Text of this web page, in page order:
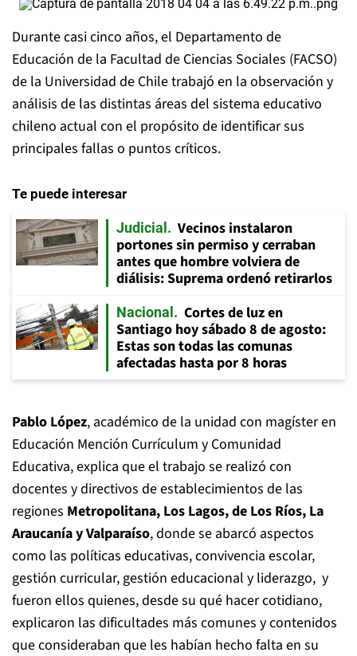
Durante casi cinco años, el Departamento de
Educación de la Facultad de Ciencias Sociales (FACSO)
de la Universidad de Chile trabajó en la observación y
análisis de las distintas áreas del sistema educativo
chileno actual con el propósito de identificar sus
principales fallas o puntos críticos.
Te puede interesar
Judicial
Vecinos instalaron
portones sin permiso y cerraban
antes que hombre volviera de
diálisis: Suprema ordenó retirarlos
Nacional
Cortes de luz en
Santiago hoy sábado 8 de agosto:
Estas son todas las comunas
afectadas hasta por 8 horas
Pablo López, académico de la unidad con magíster en
Educación Mención Currículum y Comunidad
Educativa, explica que el trabajo se realizó con
docentes y directivos de establecimientos de las
regiones Metropolitana, Los Lagos, de Los Ríos, La
Araucanía y Valparaíso, donde se abarcó aspectos
como las políticas educativas, convivencia escolar,
gestión curricular, gestión educacional y liderazgo, y
fueron ellos quienes, desde su qué hacer cotidiano,
explicaron las dificultades más comunes y contenidos
que consideraban que les habían hecho falta en su